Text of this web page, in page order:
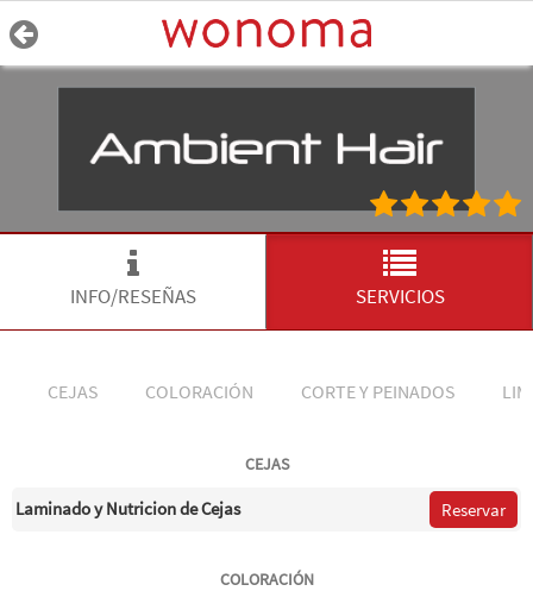
INFO/RESEÑAS SERVICIOS
CEJAS COLORACIÓN CORTE Y PEINADOS
CEJAS
Laminado y Nutricion de Cejas Reservar
COLORACIÓN